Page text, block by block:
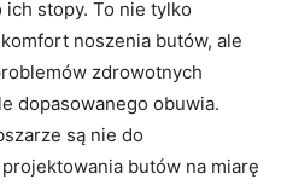
stopy. To nie ⁤tylko
noszenia butów, ale
⁣zdrowotnych
dopasowanego obuwia.‌
są nie do
butów na miarę​